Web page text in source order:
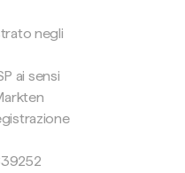
negli
ai sensi